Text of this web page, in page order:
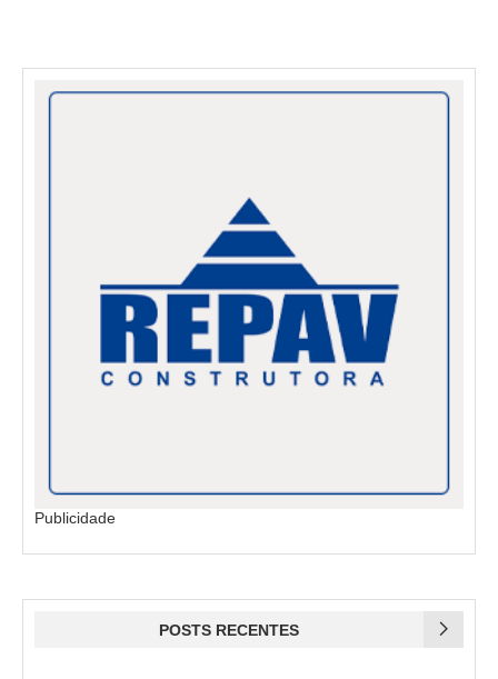
Publicidade
POSTS RECENTES